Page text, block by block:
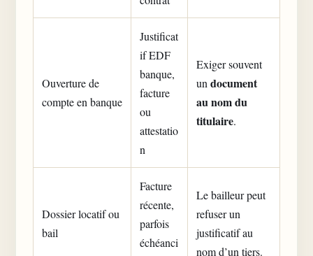
Ouverture de
compte en banque
Justificat
if EDF
banque,
facture
ou
attestatio
n
Exiger souvent
un document
au nom du
titulaire.
Dossier locatif ou
bail
Facture
récente,
parfois
échéanci
Le bailleur peut
refuser un
justificatif au
nom d’un tiers.